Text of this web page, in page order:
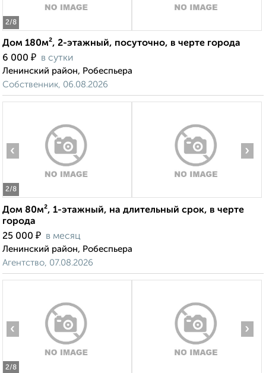
2/8
Дом 180м², 2-этажный, посуточно, в черте города
6 000 ₽ в сутки
Ленинский район, Робеспьера
Собственник, 06.08.2026
2/8
‹ ›
Дом 80м², 1-этажный, на длительный срок, в черте
города
25 000 ₽ в месяц
Ленинский район, Робеспьера
Агентство, 07.08.2026
2/8
‹ ›